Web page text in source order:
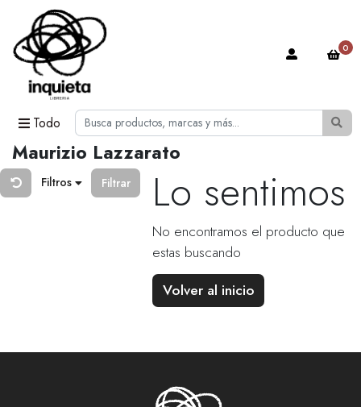
Todo
0
Maurizio Lazzarato
Filtros Filtrar Lo sentimos
No encontramos el producto que
estas buscando
Volver al inicio